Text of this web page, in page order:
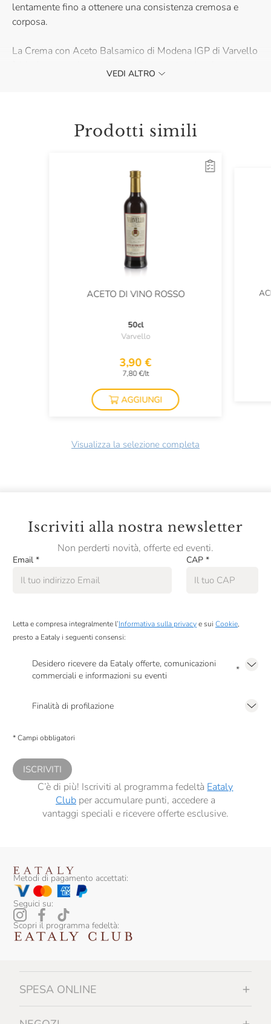
lentamente fino a ottenere una consistenza cremosa e
corposa.
La Crema con Aceto Balsamico di Modena IGP di Varvello
filetto e scaloppine di pollo. Acquistala e dona un tocco di
VEDI ALTRO
Prodotti simili
ACETO DI VINO ROSSO
50cl
Varvello
3,90 €
7,80 €/lt
AGGIUNGI
Visualizza la selezione completa
Iscriviti alla nostra newsletter
Non perderti novità, offerte ed eventi.
Email * CAP *
Letta e compresa integralmente l’Informativa sulla privacye sui Cookie,
presto a Eataly i seguenti consensi:
Desidero ricevere da Eataly offerte, comunicazioni
commerciali e informazioni su eventi
*
Finalità di profilazione
comunicazioni commerciali personalizzate, in caso di consenso prestato ai
* Campi obbligatori
ISCRIVITI
C’è di più! Iscriviti al programma fedeltà Eataly
Clubper accumulare punti, accedere a
vantaggi speciali e ricevere offerte esclusive.
Metodi di pagamento accettati:
Seguici su:
Scopri il programma fedeltà:
SPESA ONLINE